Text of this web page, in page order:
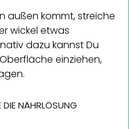
außen kommt, streiche
wickel etwas
dazu kannst Du
einziehen,
NÄHRLÖSUNG